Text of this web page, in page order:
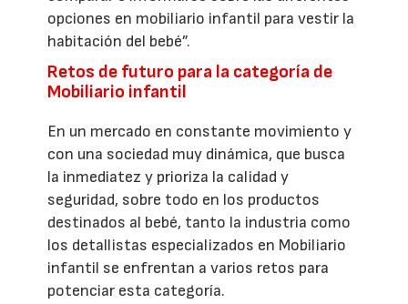
opciones en mobiliario infantil para vestir la
habitación del bebé”.
Retos de futuro para la categoría de
Mobiliario infantil
En un mercado en constante movimiento y
con una sociedad muy dinámica, que busca
la inmediatez y prioriza la calidad y
seguridad, sobre todo en los productos
destinados al bebé, tanto la industria como
los detallistas especializados en Mobiliario
infantil se enfrentan a varios retos para
potenciar esta categoría.